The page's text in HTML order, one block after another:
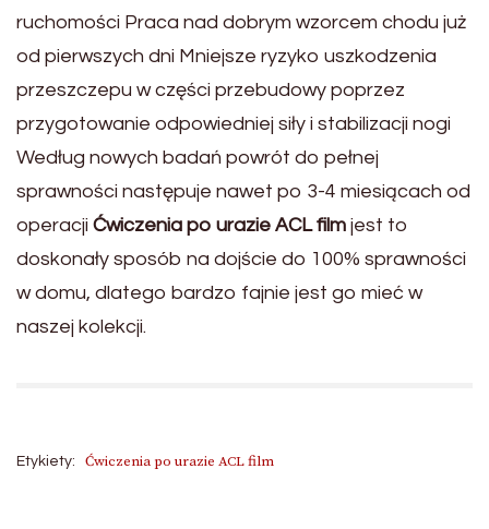
ruchomości Praca nad dobrym wzorcem chodu już
od pierwszych dni Mniejsze ryzyko uszkodzenia
przeszczepu w części przebudowy poprzez
przygotowanie odpowiedniej siły i stabilizacji nogi
Według nowych badań powrót do pełnej
sprawności następuje nawet po 3-4 miesiącach od
operacji Ćwiczenia po urazie ACL film jest to
doskonały sposób na dojście do 100% sprawności
w domu, dlatego bardzo fajnie jest go mieć w
naszej kolekcji.
Etykiety: Ćwiczenia po urazie ACL film